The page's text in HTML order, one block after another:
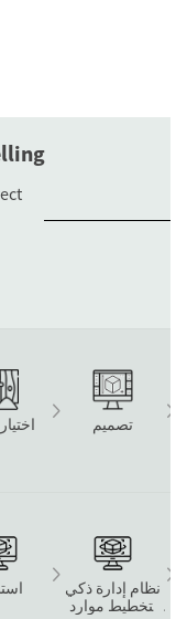
تصميم
نظام إدارة ذكي
لتخطيط موارد